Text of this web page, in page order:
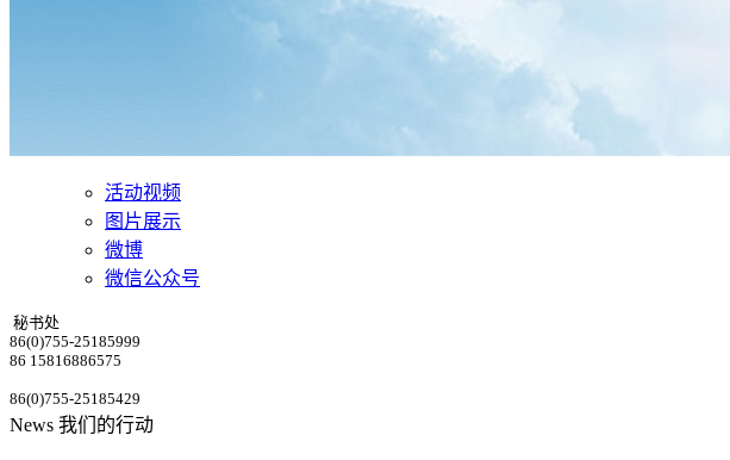
活动视频
图片展示
微博
微信公众号
秘书处
86(0)755-25185999
86 15816886575
86(0)755-25185429
News 我们的行动